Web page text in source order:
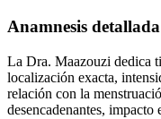
Anamnesis detallada
La Dra. Maazouzi dedica
localización exacta,
relación con la
desencadenantes, impacto